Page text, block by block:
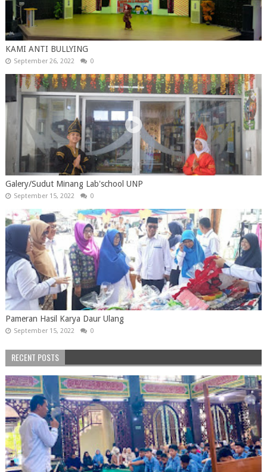
KAMI ANTI BULLYING
September 26, 2022 0
Galery/Sudut Minang Lab'school UNP
September 15, 2022 0
Pameran Hasil Karya Daur Ulang
September 15, 2022 0
RECENT POSTS